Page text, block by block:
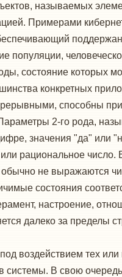
называемых
Примерами
популяции,
состояние которых
конкретных
способны
2-го рода,
значения "да" или
рациональное число.
не выражаются
состояния
настроение,
далеко за пределы
воздействием тех
системы. В свою